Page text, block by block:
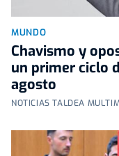
MUNDO
Chavismo y
un primer ciclo
agosto
NOTICIAS TALDEA